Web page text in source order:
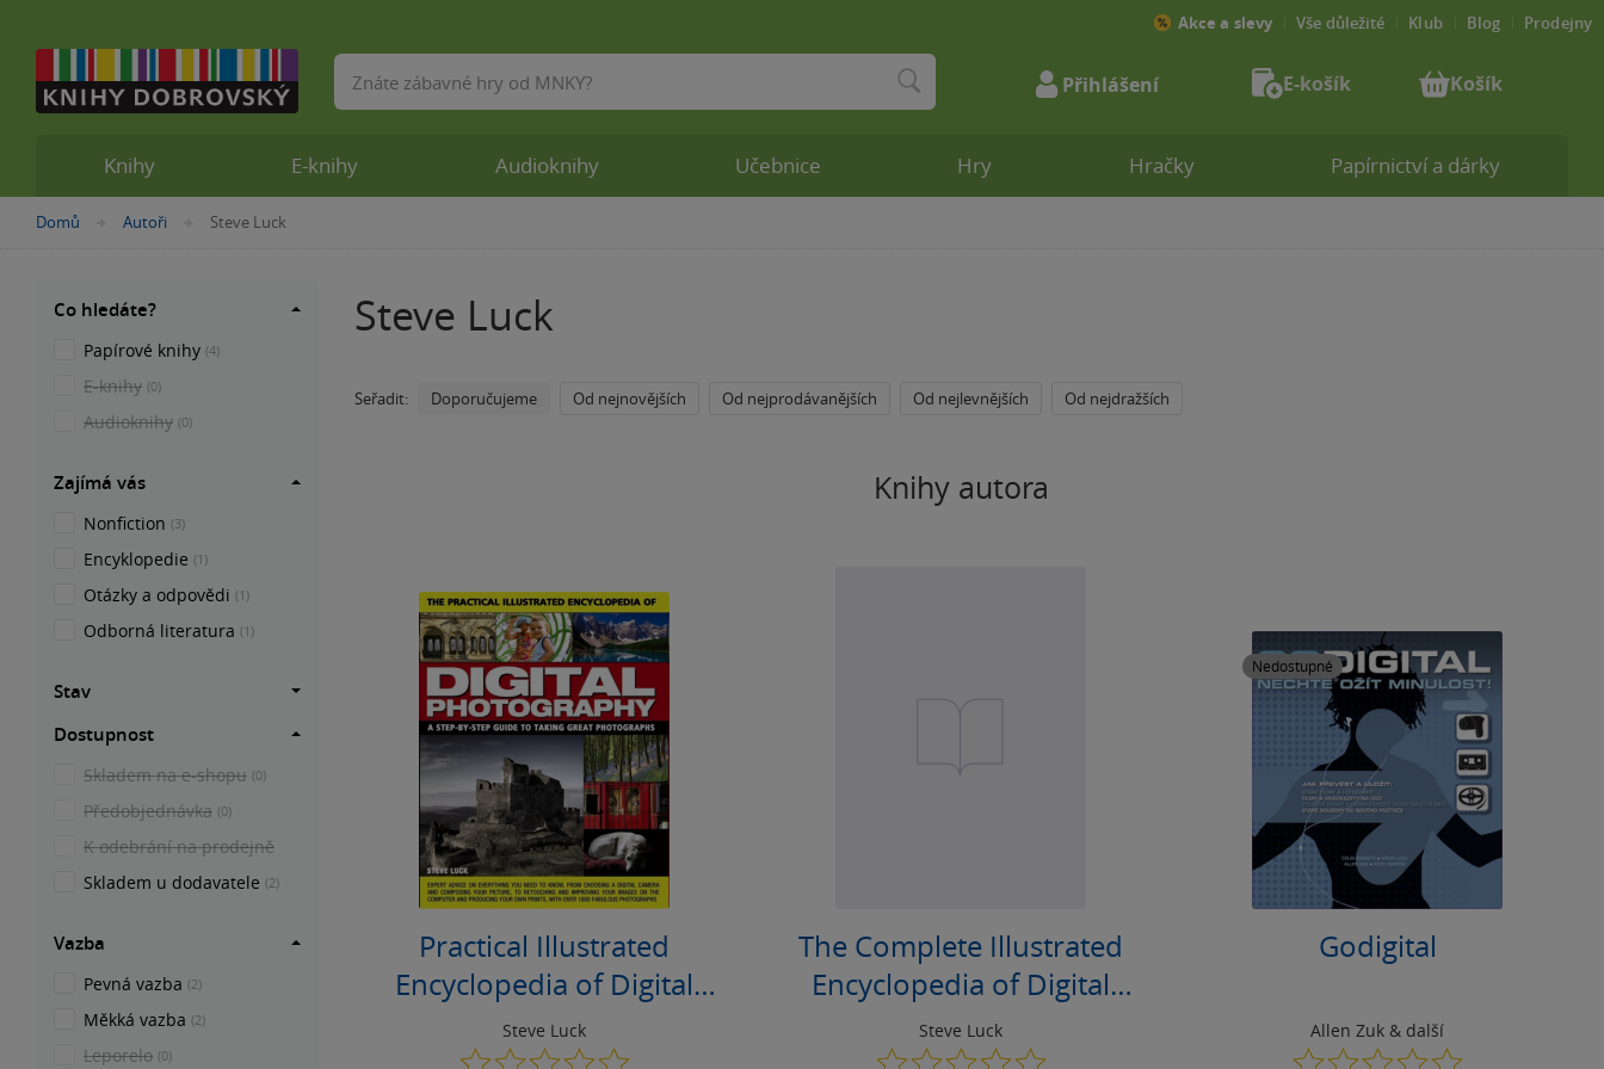
Nacházíte
Domů »Autoři »
Steve Luck
Steve Luck
Seřadit: Doporučujeme Od nejnovějších Od nejprodávanějších Od nejlevnějších Od nejdražších
Knihy autora
Practical Illustrated
Encyclopedia of Digital
Photography
Steve Luck
0.0
The Complete Illustrated
Encyclopedia of Digital
Photography
Steve Luck
0.0
Nedostupné
Godigital
Allen Zuk & další
0.0
Co hledáte?
Papírové knihy (4)
E-knihy (0)
Audioknihy (0)
Zajímá vás
Nonfiction (3)
Encyklopedie (1)
Otázky a odpovědi (1)
Odborná literatura (1)
Stav
Dostupnost
Skladem na e-shopu (0)
Předobjednávka (0)
K odebrání na prodejně
Skladem u dodavatele (2)
Vazba
Pevná vazba (2)
Měkká vazba (2)
Leporelo (0)
Knihy E-knihy Audioknihy Učebnice Hry Hračky Papírnictví a dárky
Akce a slevy Vše důležité Klub Blog Prodejny
Vyhledávání Přihlášení E-košík Košík